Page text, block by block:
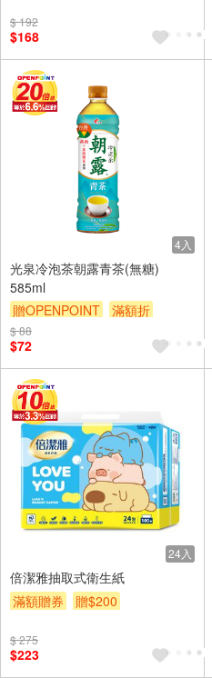
$ 192
$168
4入
光泉冷泡茶朝露青茶(無糖)
585ml
贈OPENPOINT
滿額折
贈$200
$ 88
$72
24入
倍潔雅抽取式衛生紙
滿額贈券
贈$200
$ 275
$223